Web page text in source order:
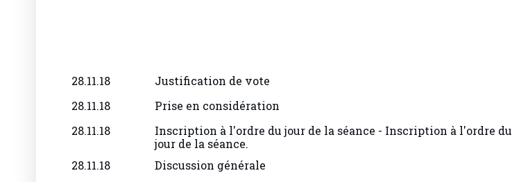
28.11.18
Justification de vote
28.11.18
Prise en considération
28.11.18
Inscription à l'ordre du jour de la séance - Inscription à l'ordre du
jour de la séance.
28.11.18
Discussion générale